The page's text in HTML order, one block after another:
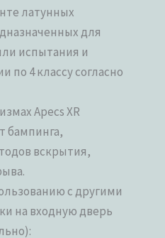
латунных
для
испытания и
по 4 классу согласно
Apecs XR
бампинга,
вскрытия,
с другими
на входную дверь